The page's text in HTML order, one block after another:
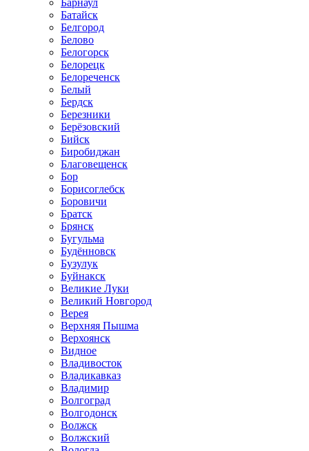
Барнаул
Батайск
Белгород
Белово
Белогорск
Белорецк
Белореченск
Белый
Бердск
Березники
Берёзовский
Бийск
Биробиджан
Благовещенск
Бор
Борисоглебск
Боровичи
Братск
Брянск
Бугульма
Будённовск
Бузулук
Буйнакск
Великие Луки
Великий Новгород
Верея
Верхняя Пышма
Верхоянск
Видное
Владивосток
Владикавказ
Владимир
Волгоград
Волгодонск
Волжск
Волжский